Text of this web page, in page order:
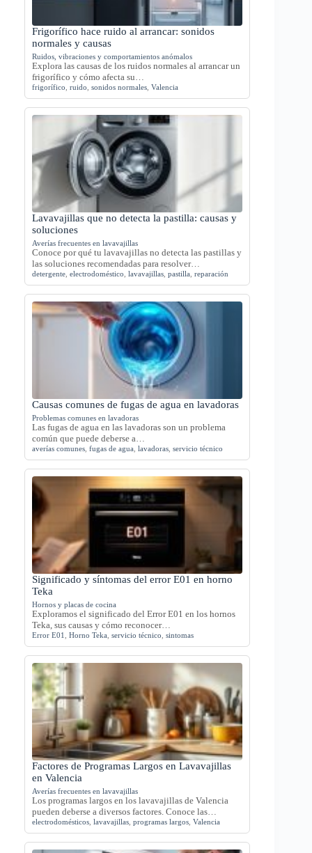
Frigorífico hace ruido al arrancar: sonidos
normales y causas
Ruidos, vibraciones y comportamientos anómalos
Explora las causas de los ruidos normales al arrancar un
frigorífico y cómo afecta su…
frigorífico ruido sonidos normales Valencia
Lavavajillas que no detecta la pastilla: causas y
soluciones
Averías frecuentes en lavavajillas
Conoce por qué tu lavavajillas no detecta las pastillas y
las soluciones recomendadas para resolver…
detergente electrodoméstico lavavajillas pastilla reparación
Causas comunes de fugas de agua en lavadoras
Problemas comunes en lavadoras
Las fugas de agua en las lavadoras son un problema
común que puede deberse a…
averías comunes fugas de agua lavadoras servicio técnico
Significado y síntomas del error E01 en horno
Teka
Hornos y placas de cocina
Exploramos el significado del Error E01 en los hornos
Teka, sus causas y cómo reconocer…
Error E01 Horno Teka servicio técnico sintomas
Factores de Programas Largos en Lavavajillas
en Valencia
Averías frecuentes en lavavajillas
Los programas largos en los lavavajillas de Valencia
pueden deberse a diversos factores. Conoce las…
electrodomésticos lavavajillas programas largos Valencia